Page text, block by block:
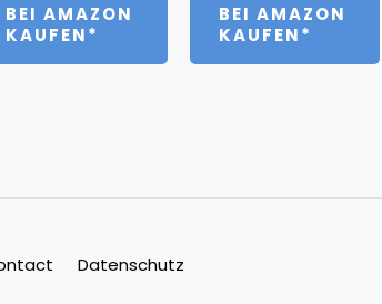
BEI AMAZON
KAUFEN*
BEI AMAZON
KAUFEN*
Datenschutz